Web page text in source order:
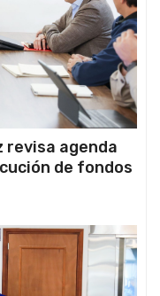
revisa agenda
de fondos